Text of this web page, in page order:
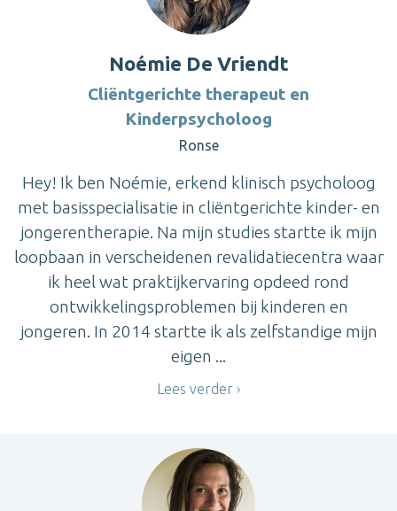
Noémie De Vriendt
Cliëntgerichte therapeut en
Kinderpsycholoog
Ronse
Hey! Ik ben Noémie, erkend klinisch psycholoog
met basisspecialisatie in cliëntgerichte kinder- en
jongerentherapie. Na mijn studies startte ik mijn
loopbaan in verscheidenen revalidatiecentra waar
ik heel wat praktijkervaring opdeed rond
ontwikkelingsproblemen bij kinderen en
jongeren. In 2014 startte ik als zelfstandige mijn
eigen ...
Lees verder